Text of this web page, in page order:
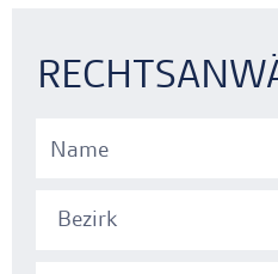
Bezirk